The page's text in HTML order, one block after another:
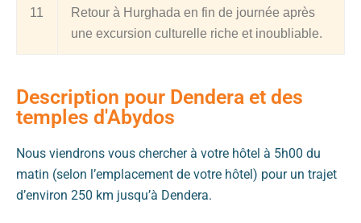
11
Retour à Hurghada en fin de journée après
une excursion culturelle riche et inoubliable.
Description pour Dendera et des
temples d'Abydos
Nous viendrons vous chercher à votre hôtel à 5h00 du
matin (selon l’emplacement de votre hôtel) pour un trajet
d’environ 250 km jusqu’à Dendera.